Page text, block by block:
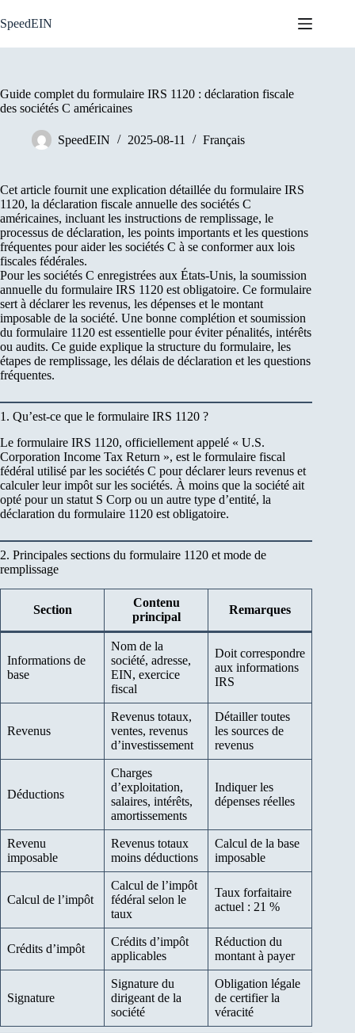
to
content
SpeedEIN
Guide complet du formulaire IRS 1120 : déclaration fiscale
des sociétés C américaines
SpeedEIN 2025-08-11 Français
Cet article fournit une explication détaillée du formulaire IRS
1120, la déclaration fiscale annuelle des sociétés C
américaines, incluant les instructions de remplissage, le
processus de déclaration, les points importants et les questions
fréquentes pour aider les sociétés C à se conformer aux lois
fiscales fédérales.
Pour les sociétés C enregistrées aux États-Unis, la soumission
annuelle du formulaire IRS 1120 est obligatoire. Ce formulaire
sert à déclarer les revenus, les dépenses et le montant
imposable de la société. Une bonne complétion et soumission
du formulaire 1120 est essentielle pour éviter pénalités, intérêts
ou audits. Ce guide explique la structure du formulaire, les
étapes de remplissage, les délais de déclaration et les questions
fréquentes.
1. Qu’est-ce que le formulaire IRS 1120 ?
Le formulaire IRS 1120, officiellement appelé « U.S.
Corporation Income Tax Return », est le formulaire fiscal
fédéral utilisé par les sociétés C pour déclarer leurs revenus et
calculer leur impôt sur les sociétés. À moins que la société ait
opté pour un statut S Corp ou un autre type d’entité, la
déclaration du formulaire 1120 est obligatoire.
2. Principales sections du formulaire 1120 et mode de
remplissage
Section
Contenu
principal
Remarques
Informations de
base
Nom de la
société, adresse,
EIN, exercice
fiscal
Doit correspondre
aux informations
IRS
Revenus
Revenus totaux,
ventes, revenus
d’investissement
Détailler toutes
les sources de
revenus
Déductions
Charges
d’exploitation,
salaires, intérêts,
amortissements
Indiquer les
dépenses réelles
Revenu
imposable
Revenus totaux
moins déductions
Calcul de la base
imposable
Calcul de l’impôt
Calcul de l’impôt
fédéral selon le
taux
Taux forfaitaire
actuel : 21 %
Crédits d’impôt
Crédits d’impôt
applicables
Réduction du
montant à payer
Signature
Signature du
dirigeant de la
société
Obligation légale
de certifier la
véracité